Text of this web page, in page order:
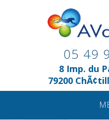
05 49
8 Imp. du
79200